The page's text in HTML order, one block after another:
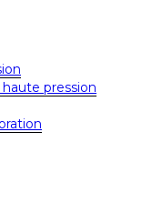
pression